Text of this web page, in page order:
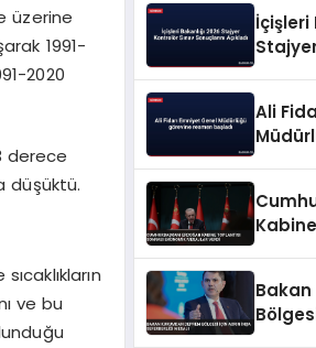
üzerine
1991-
2020
derece
düşüktü.
ve bu
İçişleri
Ali